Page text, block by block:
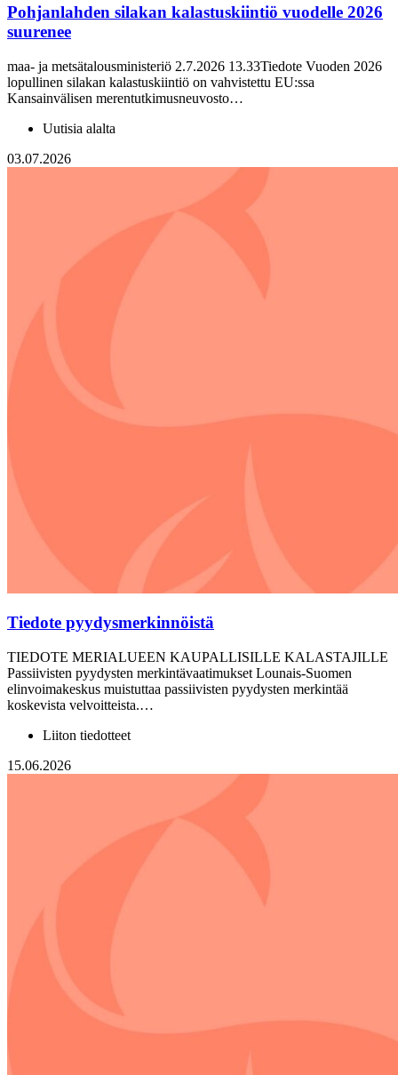
Pohjanlahden silakan kalastuskiintiö vuodelle 2026
suurenee
maa- ja metsätalousministeriö 2.7.2026 13.33Tiedote Vuoden 2026
lopullinen silakan kalastuskiintiö on vahvistettu EU:ssa
Kansainvälisen merentutkimusneuvosto…
Uutisia alalta
03.07.2026
Tiedote pyydysmerkinnöistä
TIEDOTE MERIALUEEN KAUPALLISILLE KALASTAJILLE
Passiivisten pyydysten merkintävaatimukset Lounais-Suomen
elinvoimakeskus muistuttaa passiivisten pyydysten merkintää
koskevista velvoitteista.…
Liiton tiedotteet
15.06.2026